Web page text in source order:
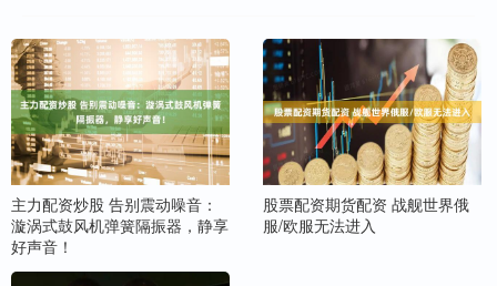
主力配资炒股 告别震动噪音：
漩涡式鼓风机弹簧隔振器，静享
好声音！
股票配资期货配资 战舰世界俄
服/欧服无法进入